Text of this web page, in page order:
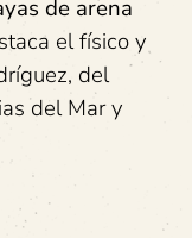
de arena
el físico y
del
del Mar y